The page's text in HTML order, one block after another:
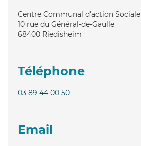
Centre Communal d'action Sociale
10 rue du Général-de-Gaulle
68400 Riedisheim
Téléphone
03 89 44 00 50
Email